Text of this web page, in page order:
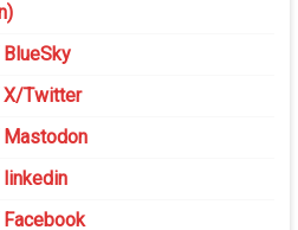
BlueSky
X/Twitter
Mastodon
linkedin
Facebook